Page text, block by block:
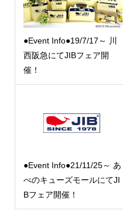
●Event Info●19/7/17～ 川
西阪急にてJIBフェア開
催！
●Event Info●21/11/25～ あ
べのキューズモールにてJI
Bフェア開催！